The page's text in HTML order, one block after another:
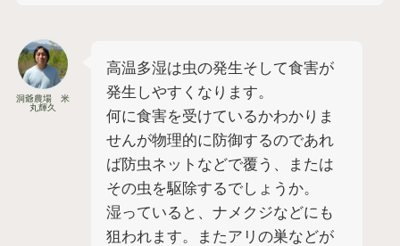
洞爺農場 米
丸輝久
高温多湿は虫の発生そして食害が
発生しやすくなります。
何に食害を受けているかわかりま
せんが物理的に防御するのであれ
ば防虫ネットなどで覆う、または
その虫を駆除するでしょうか。
湿っていると、ナメクジなどにも
狙われます。またアリの巣などが